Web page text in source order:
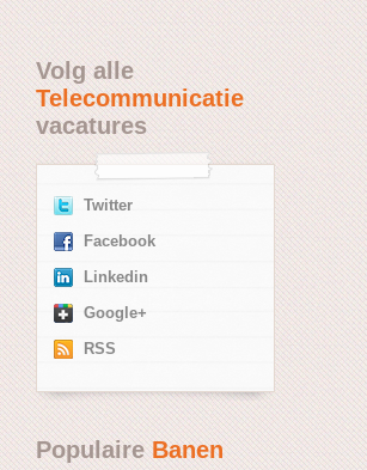
Volg alle
Telecommunicatie
vacatures
Twitter
Facebook
Linkedin
Google+
RSS
PopulaireBanen